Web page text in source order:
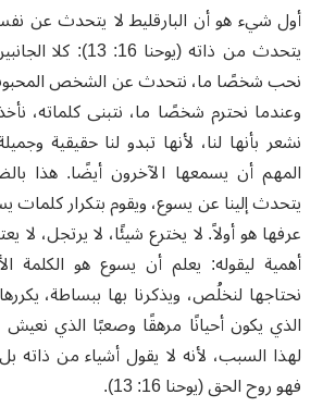
يتحدث من ذاته
نحب شخصًا ما، نتحدث عن الشخص
وعندما نحترم شخصًا ما، نتبنى كلماته،
نشعر بأنها لنا، لأنها تبدو لنا حقيقية
المهم أن يسمعها الآخرون أيضًا. هذا
يتحدث إلينا عن يسوع، ويقوم بتكرار كلمات
عرفها هو أولاً. لا يخترع شيئًا، لا يرتجل، لا
أهمية ليقوله: يعلم أن يسوع هو الكلمة
نحتاجها لنخلُص، ويذكرنا بها ببساطة،
الذي يكون أحيانًا مرهقًا وصعبًا الذي نعيش
لهذا السبب، لأنه لا يقول أشياء من
فهو روح الحق (يوحنا 16: 13).